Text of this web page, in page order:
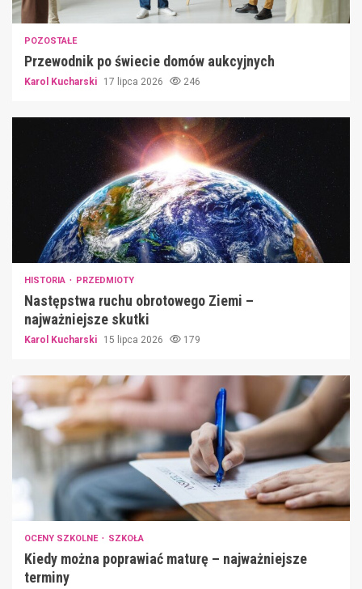
POZOSTAŁE
Przewodnik po świecie domów aukcyjnych
Karol Kucharski 17 lipca 2026 246
HISTORIA PRZEDMIOTY
Następstwa ruchu obrotowego Ziemi –
najważniejsze skutki
Karol Kucharski 15 lipca 2026 179
OCENY SZKOLNE SZKOŁA
Kiedy można poprawiać maturę – najważniejsze
terminy